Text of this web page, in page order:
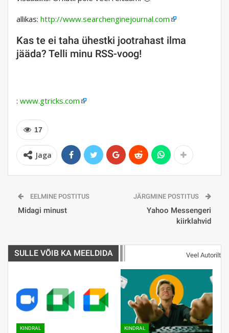
allikas: http://www.searchenginejournal.com
Kas te ei taha ühestki jootrahast ilma
jääda? Telli minu RSS-voog!
: www.gtricks.com
17
Jaga
EELMINE POSTITUS
Midagi minust
JÄRGMINE POSTITUS
Yahoo Messengeri
kiirklahvid
SULLE VÕIB KA MEELDIDA Veel Autorilt
KINDRAL KINDRAL